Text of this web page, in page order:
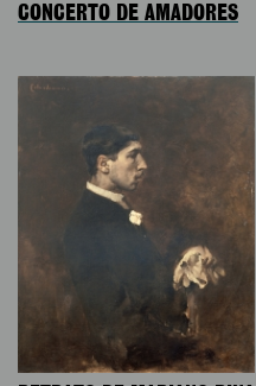
CONCERTO DE AMADORES